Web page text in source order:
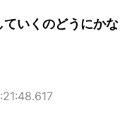
いくのどうにかな